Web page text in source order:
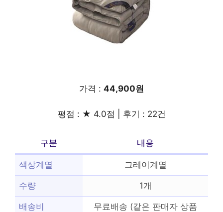
가격 : 44,900원
평점 : ★ 4.0점 | 후기 : 22건
구분 내용
색상계열 그레이계열
수량 1개
배송비
무료배송 (같은 판매자 상품